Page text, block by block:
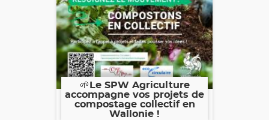
🌱Le SPW Agriculture
accompagne vos projets de
compostage collectif en
Wallonie !